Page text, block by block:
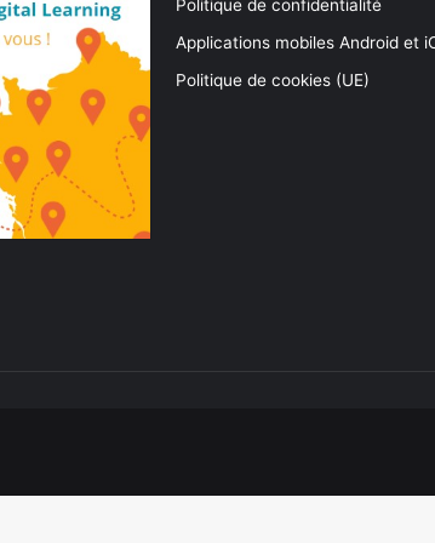
Politique de confidentialité
Applications mobiles Android et
Politique de cookies (UE)